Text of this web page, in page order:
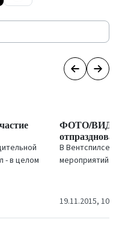
- в целом
ФОТО/
В Вентспилсе
мероприятий в
19.11.2015, 10:02